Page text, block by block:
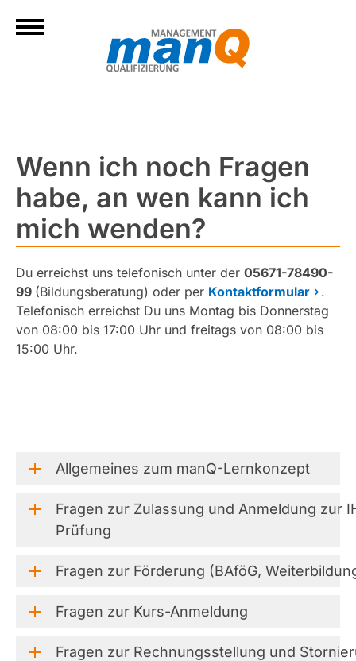
Wenn ich noch Fragen
habe, an wen kann ich
mich wenden?
Du erreichst uns telefonisch unter der 05671-78490-
99 (Bildungsberatung) oder per Kontaktformular
.
Telefonisch erreichst Du uns Montag bis Donnerstag
von 08:00 bis 17:00 Uhr und freitags von 08:00 bis
15:00 Uhr.
Allgemeines zum manQ-Lernkonzept
Fragen zur Zulassung und Anmeldung zur
Prüfung
Fragen zur Förderung (BAföG,
Fragen zur Kurs-Anmeldung
Fragen zur Rechnungsstellung und